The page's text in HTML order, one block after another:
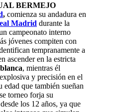
BERMEJO
, comienza su andadura en
Madrid durante la
campeonato interno
jóvenes compiten con
tempranamente a
ascender en la estricta
, mientras él
y precisión en el
edad que también sueñan
torneo forja su
los 12 años, ya que